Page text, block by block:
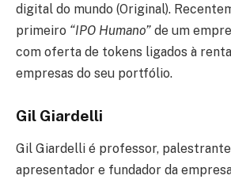
digital do mundo (Original).
primeiro “IPO Humano” de um
com oferta de tokens ligados à
empresas do seu portfólio.
Gil Giardelli
Gil Giardelli é professor,
apresentador e fundador da